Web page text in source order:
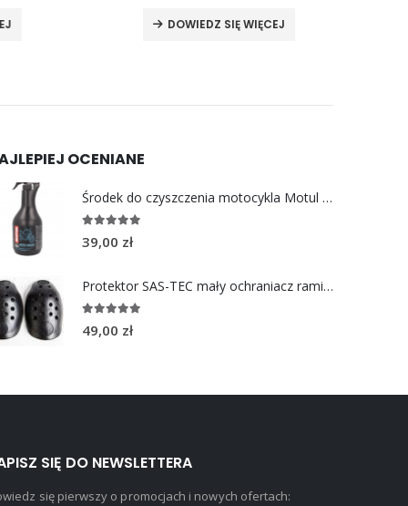
DOWIEDZ SIĘ WIĘCEJ
OCENIANE
Środek do czyszczenia motocykla Motul E2 MOTO WASH 1L
out of 5
39,00 zł
Protektor SAS-TEC mały ochraniacz ramion 2 szt.
out of 5
49,00 zł
SIĘ DO NEWSLETTERA
się pierwszy o promocjach i nowych ofertach: